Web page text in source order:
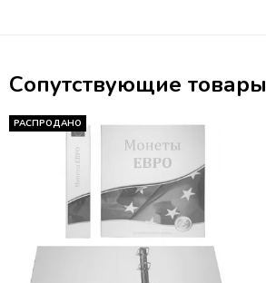
Сопутствующие товары
РАСПРОДАНО